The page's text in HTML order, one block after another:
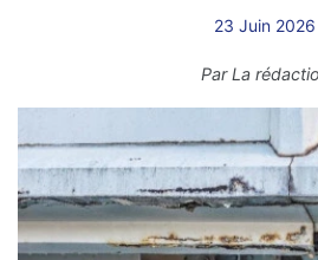
23 Juin 2026
ParLa